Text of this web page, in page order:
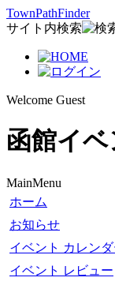
TownPathFinder
サイト内検索
Welcome Guest
函館イ
MainMenu
ホーム
お知らせ
イベント カレン
イベント レビュー